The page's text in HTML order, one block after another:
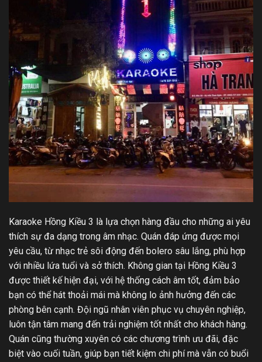
Karaoke Hồng Kiều 3 là lựa chọn hàng đầu cho những ai yêu
thích sự đa dạng trong âm nhạc. Quán đáp ứng được mọi
yêu cầu, từ nhạc trẻ sôi động đến bolero sâu lắng, phù hợp
với nhiều lứa tuổi và sở thích. Không gian tại Hồng Kiều 3
được thiết kế hiện đại, với hệ thống cách âm tốt, đảm bảo
bạn có thể hát thoải mái mà không lo ảnh hưởng đến các
phòng bên cạnh. Đội ngũ nhân viên phục vụ chuyên nghiệp,
luôn tận tâm mang đến trải nghiệm tốt nhất cho khách hàng.
Quán cũng thường xuyên có các chương trình ưu đãi, đặc
biệt vào cuối tuần, giúp bạn tiết kiệm chi phí mà vẫn có buổi